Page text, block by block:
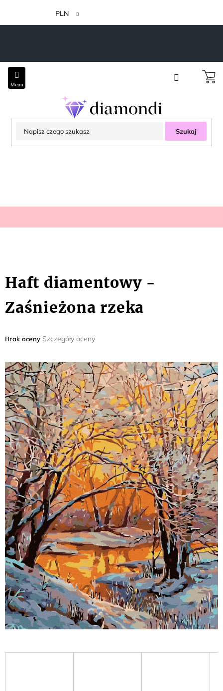
treści
PLN
Szukaj
Haft diamentowy -
Zaśnieżona rzeka
Średnia
wynosi
0,0
na
5
gwiazdek.
Brak oceny Szczegóły oceny